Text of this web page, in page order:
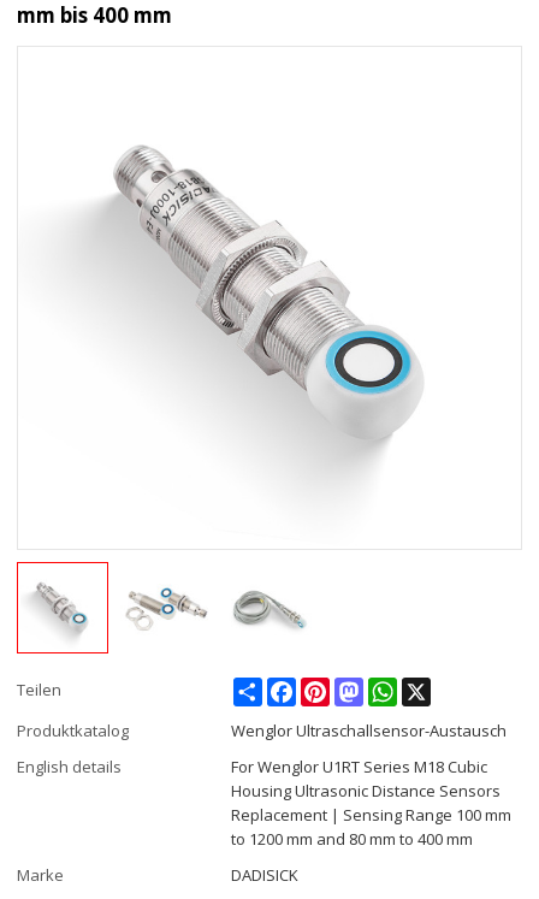
mm bis 400 mm
Teilen ShareFacebookPinterestMastodonWhatsApp
Produktkatalog
Wenglor Ultraschallsensor-Austausch
English details
For Wenglor U1RT Series M18 Cubic
Housing Ultrasonic Distance Sensors
Replacement | Sensing Range 100 mm
to 1200 mm and 80 mm to 400 mm
Marke
DADISICK